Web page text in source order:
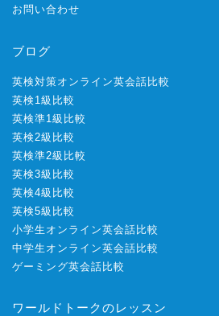
お問い合わせ
ブログ
英検対策オンライン英会話比較
英検1級比較
英検準1級比較
英検2級比較
英検準2級比較
英検3級比較
英検4級比較
英検5級比較
小学生オンライン英会話比較
中学生オンライン英会話比較
ゲーミング英会話比較
ワールドトークのレッスン